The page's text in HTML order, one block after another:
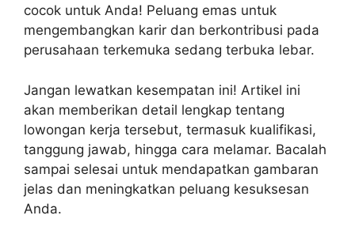
cocok untuk Anda! Peluang emas untuk
mengembangkan karir dan berkontribusi pada
perusahaan terkemuka sedang terbuka lebar.
Jangan lewatkan kesempatan ini! Artikel ini
akan memberikan detail lengkap tentang
lowongan kerja tersebut, termasuk kualifikasi,
tanggung jawab, hingga cara melamar. Bacalah
sampai selesai untuk mendapatkan gambaran
jelas dan meningkatkan peluang kesuksesan
Anda.